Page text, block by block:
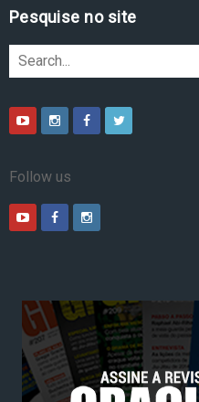
Pesquise no site
Follow us